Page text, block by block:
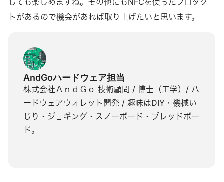
しても楽しめますね。その他にもNFCを使ったプロダク
トがあるので機会があれば取り上げたいと思います。
AndGoハードウェア担当
株式会社ＡｎｄＧｏ 技術顧問 / 博士（工学）/ ハ
ードウェアウォレット開発 / 趣味はDIY・機械い
じり・ジョギング・スノーボード・ブレッドボー
ド。